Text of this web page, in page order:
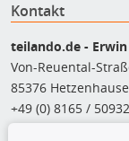
Kontakt
teilando.de -
Von-Reuental-
85376
+49 (0) 8165 /
shop@teilando.de